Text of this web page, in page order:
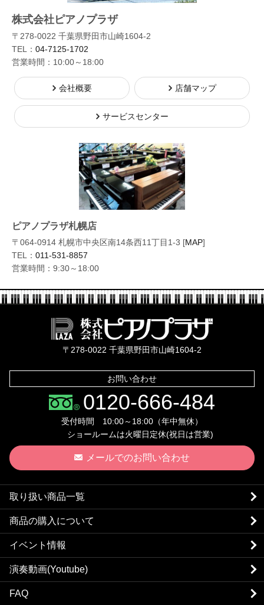
株式会社ピアノプラザ
〒278-0022 千葉県野田市山崎1604-2
TEL： 04-7125-1702
営業時間：10:00～18:00
会社概要 店舗マップ
サービスセンター
ピアノプラザ札幌店
〒064-0914 札幌市中央区南14条西11丁目1-3 [MAP]
TEL： 011-531-8857
営業時間：9:30～18:00
〒278-0022 千葉県野田市山崎1604-2
お問い合わせ
0120-666-484
受付時間 10:00～18:00（年中無休）
ショールームは火曜日定休(祝日は営業)
メールでのお問い合わせ
取り扱い商品一覧
商品の購入について
イベント情報
演奏動画(Youtube)
FAQ